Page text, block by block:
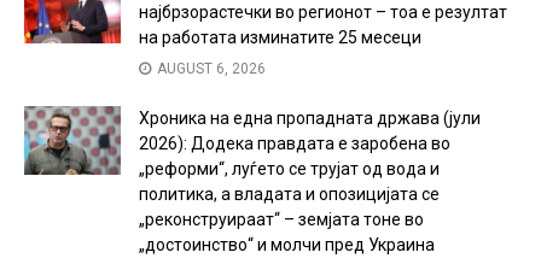
најбрзорастечки во регионот – тоа е резултат
на работата изминатите 25 месеци
AUGUST 6, 2026
Хроника на една пропадната држава (јули
2026): Додека правдата е заробена во
„реформи“, луѓето се трујат од вода и
политика, а владата и опозицијата се
„реконструираат“ – земјата тоне во
„достоинство“ и молчи пред Украина